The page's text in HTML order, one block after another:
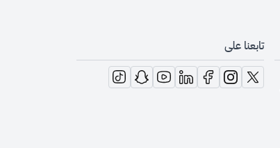
تابعنا على
opens in new window
opens in new window
opens in new window
opens in new window
opens in new window
opens in new window
opens in new window